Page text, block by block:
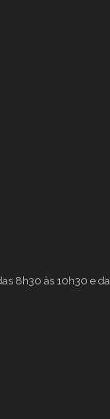
8h30 às 10h30 e